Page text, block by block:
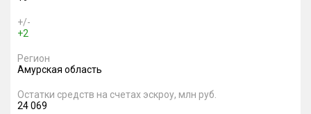
+/-
+2
Регион
Амурская область
Остатки средств на счетах эскроу, млн руб.
24 069